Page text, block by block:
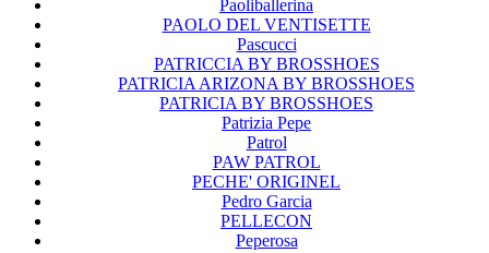
Paoliballerina
PAOLO DEL VENTISETTE
Pascucci
PATRICCIA BY BROSSHOES
PATRICIA ARIZONA BY BROSSHOES
PATRICIA BY BROSSHOES
Patrizia Pepe
Patrol
PAW PATROL
PECHE' ORIGINEL
Pedro Garcia
PELLECON
Peperosa